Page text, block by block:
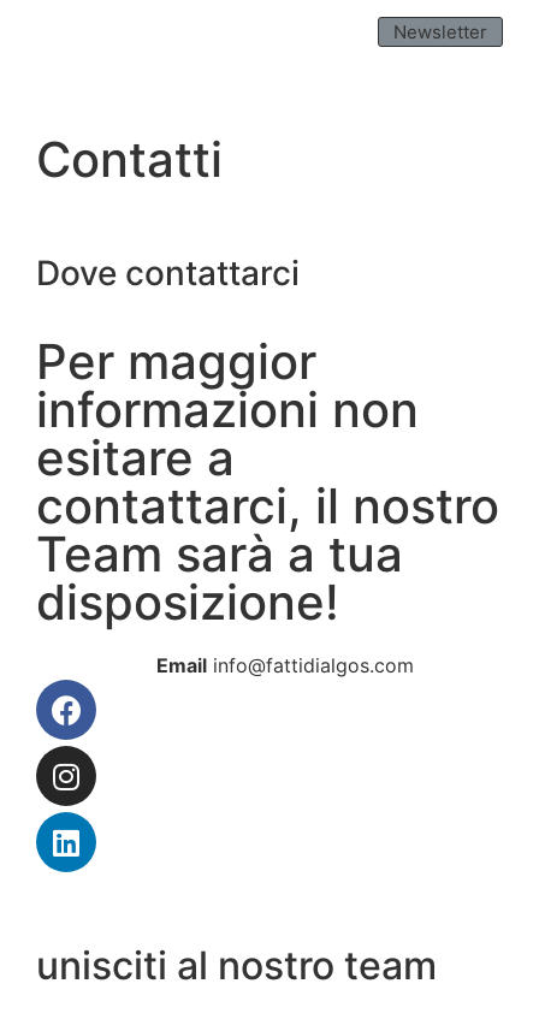
Newsletter
Contatti
Dove contattarci
Per maggior
informazioni non
esitare a
contattarci, il nostro
Team sarà a tua
disposizione!
Emailinfo@fattidialgos.com
unisciti al nostro team